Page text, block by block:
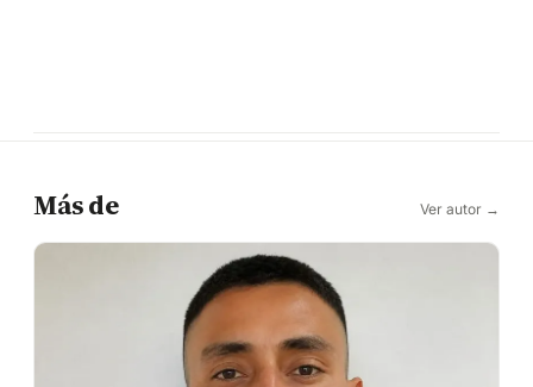
Más de Ver autor →